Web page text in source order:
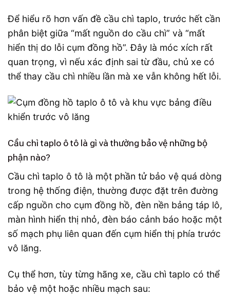
Để hiểu rõ hơn vấn đề cầu chì taplo, trước hết cần
phân biệt giữa “mất nguồn do cầu chì” và “mất
hiển thị do lỗi cụm đồng hồ”. Đây là móc xích rất
quan trọng, vì nếu xác định sai từ đầu, chủ xe có
thể thay cầu chì nhiều lần mà xe vẫn không hết lỗi.
Cầu chì taplo ô tô là gì và thường bảo vệ những bộ
phận nào?
Cầu chì taplo ô tô là một phần tử bảo vệ quá dòng
trong hệ thống điện, thường được đặt trên đường
cấp nguồn cho cụm đồng hồ, đèn nền bảng táp lô,
màn hình hiển thị nhỏ, đèn báo cảnh báo hoặc một
số mạch phụ liên quan đến cụm hiển thị phía trước
vô lăng.
Cụ thể hơn, tùy từng hãng xe, cầu chì taplo có thể
bảo vệ một hoặc nhiều mạch sau: